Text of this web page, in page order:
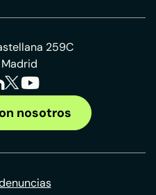
259C
nosotros